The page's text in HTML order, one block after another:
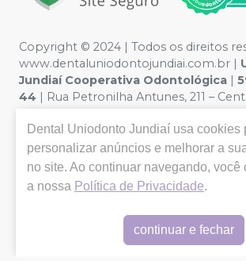
Copyright © 2024 | Todos os direitos
www.dentaluniodontojundiai.com.br |
Jundiaí Cooperativa Odontológica |
44 | Rua Petronilha Antunes, 211 –
Segurança - Fotos meramente
condições da loja virtual estão sujeitos
caso de divergência de preços no site,
do Carrinho de Compra. Não
por isso nos reservamos o direito de
compras de grandes volumes pelo site.
Dental Uniodonto Jundiaí usa cookies
personalizar anúncios e melhorar a
no site. Ao continuar navegando, você
a nossa Política de Privacidade.
continuar e fechar